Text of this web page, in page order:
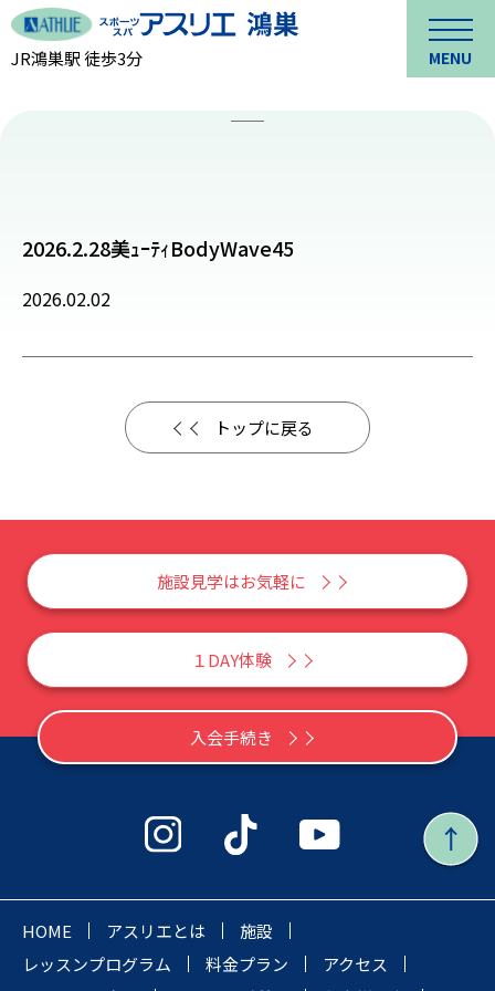
JR鴻巣駅 徒歩3分 MENU
2026.2.28美ｭｰﾃｨBodyWave45
2026.02.02
トップに戻る
施設見学はお気軽に
１DAY体験
入会手続き
HOME アスリエとは
施設
レッスンプログラム
料金プラン
アクセス